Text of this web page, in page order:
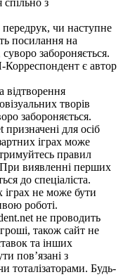
передрук, чи наступне
посилання на
забороняється.
Корреспондент є автор
відтворення
творів
забороняється.
для осіб
іграх може
правил
При виявленні перших
до спеціаліста.
іграх не може бути
роботі.
не проводить
гроші, також сайт не
та інших
пов’язані з
тоталізаторами. Будь-